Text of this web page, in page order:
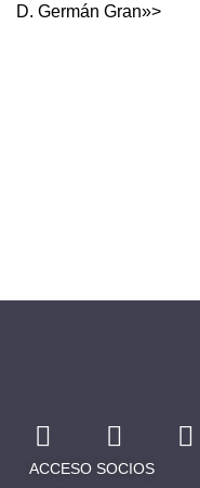
D. Germán Gran»>
ACCESO SOCIOS